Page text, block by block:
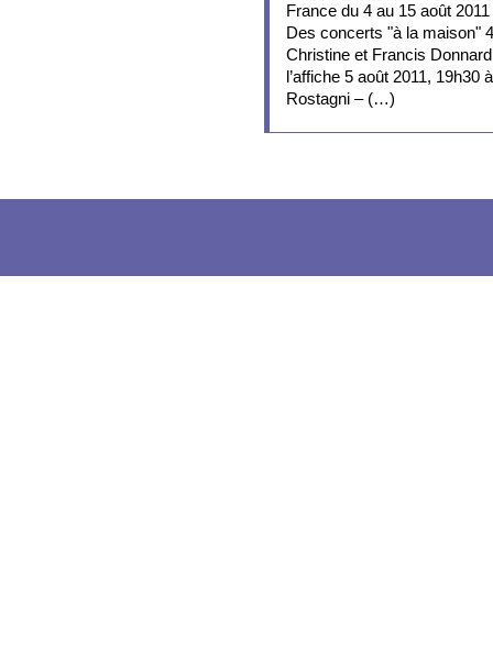
France du 4 au 15 août 2011
Des concerts "à la maison"
Christine et Francis
l’affiche 5 août 2011,
Rostagni – (…)